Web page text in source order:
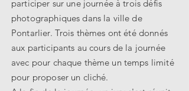
participer sur une journée à trois défis
photographiques dans la ville de
Pontarlier. Trois thèmes ont été donnés
aux participants au cours de la journée
avec pour chaque thème un temps limité
pour proposer un cliché.